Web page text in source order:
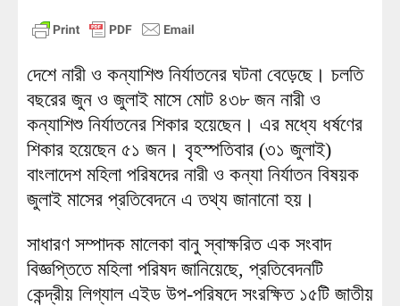
দেশে নারী ও কন্যাশিশু নির্যাতনের ঘটনা বেড়েছে। চলতি
বছরের জুন ও জুলাই মাসে মোট ৪৩৮ জন নারী ও
কন্যাশিশু নির্যাতনের শিকার হয়েছেন। এর মধ্যে ধর্ষণের
শিকার হয়েছেন ৫১ জন। বৃহস্পতিবার (৩১ জুলাই)
বাংলাদেশ মহিলা পরিষদের নারী ও কন্যা নির্যাতন বিষয়ক
জুলাই মাসের প্রতিবেদনে এ তথ্য জানানো হয়।
সাধারণ সম্পাদক মালেকা বানু স্বাক্ষরিত এক সংবাদ
বিজ্ঞপ্তিতে মহিলা পরিষদ জানিয়েছে, প্রতিবেদনটি
কেন্দ্রীয় লিগ্যাল এইড উপ-পরিষদে সংরক্ষিত ১৫টি জাতীয়